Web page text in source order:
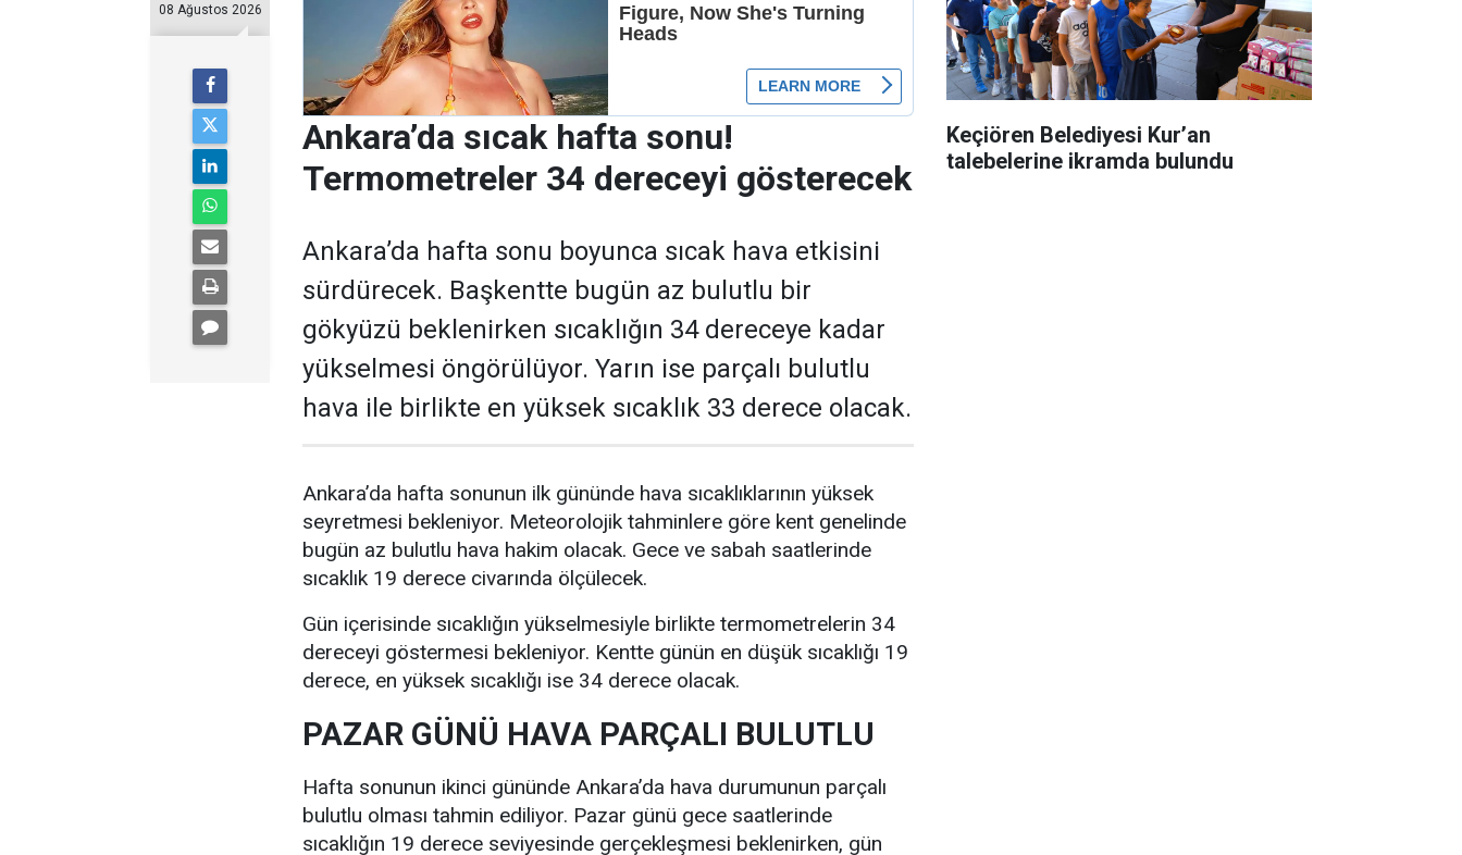
08 Ağustos 2026
Ankara’da sıcak hafta sonu!
Termometreler 34 dereceyi gösterecek
Ankara’da hafta sonu boyunca sıcak hava etkisini
sürdürecek. Başkentte bugün az bulutlu bir
gökyüzü beklenirken sıcaklığın 34 dereceye kadar
yükselmesi öngörülüyor. Yarın ise parçalı bulutlu
hava ile birlikte en yüksek sıcaklık 33 derece olacak.
Ankara’da hafta sonunun ilk gününde hava sıcaklıklarının yüksek
seyretmesi bekleniyor. Meteorolojik tahminlere göre kent genelinde
bugün az bulutlu hava hakim olacak. Gece ve sabah saatlerinde
sıcaklık 19 derece civarında ölçülecek.
Gün içerisinde sıcaklığın yükselmesiyle birlikte termometrelerin 34
dereceyi göstermesi bekleniyor. Kentte günün en düşük sıcaklığı 19
derece, en yüksek sıcaklığı ise 34 derece olacak.
PAZAR GÜNÜ HAVA PARÇALI BULUTLU
Hafta sonunun ikinci gününde Ankara’da hava durumunun parçalı
bulutlu olması tahmin ediliyor. Pazar günü gece saatlerinde
sıcaklığın 19 derece seviyesinde gerçekleşmesi beklenirken, gün
Keçiören Belediyesi Kur’an
talebelerine ikramda bulundu